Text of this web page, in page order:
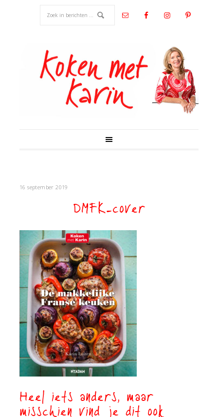
16 september 2019
DMFK-cover
Heel iets anders, maar